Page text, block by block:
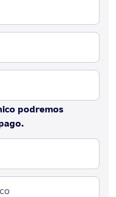
podremos